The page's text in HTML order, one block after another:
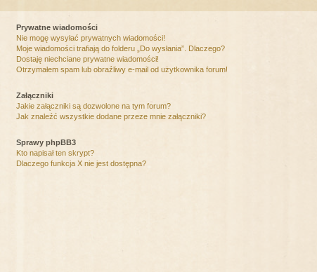
Prywatne wiadomości
Nie mogę wysyłać prywatnych wiadomości!
Moje wiadomości trafiają do folderu „Do wysłania”. Dlaczego?
Dostaję niechciane prywatne wiadomości!
Otrzymałem spam lub obraźliwy e-mail od użytkownika forum!
Załączniki
Jakie załączniki są dozwolone na tym forum?
Jak znaleźć wszystkie dodane przeze mnie załączniki?
Sprawy phpBB3
Kto napisał ten skrypt?
Dlaczego funkcja X nie jest dostępna?